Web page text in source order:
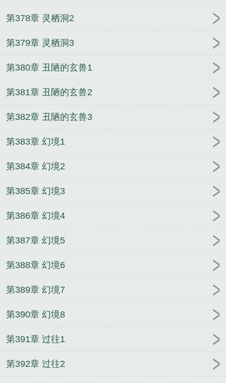
第378章 灵栖洞2
第379章 灵栖洞3
第380章 丑陋的玄兽1
第381章 丑陋的玄兽2
第382章 丑陋的玄兽3
第383章 幻境1
第384章 幻境2
第385章 幻境3
第386章 幻境4
第387章 幻境5
第388章 幻境6
第389章 幻境7
第390章 幻境8
第391章 过往1
第392章 过往2